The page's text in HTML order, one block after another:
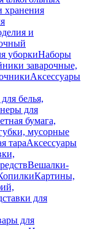
хранения
и
уборкиНаборы
заварочные,
Аксессуары
белья,
для
бумага,
мусорные
тараАксессуары
Вешалки-
Картины,
для
для